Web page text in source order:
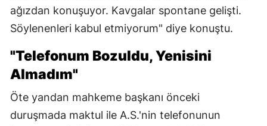
ağızdan konuşuyor. Kavgalar spontane gelişti.
Söylenenleri kabul etmiyorum" diye konuştu.
"Telefonum Bozuldu, Yenisini
Almadım"
Öte yandan mahkeme başkanı önceki
duruşmada maktul ile A.S.'nin telefonunun